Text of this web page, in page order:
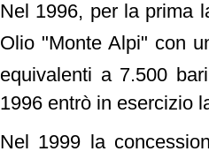
Nel 1996, per la prima
Olio "Monte Alpi" con
equivalenti a 7.500
1996 entrò in esercizio
Nel 1999 la